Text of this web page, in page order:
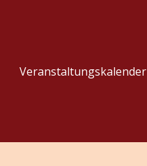
Veranstaltungskalender